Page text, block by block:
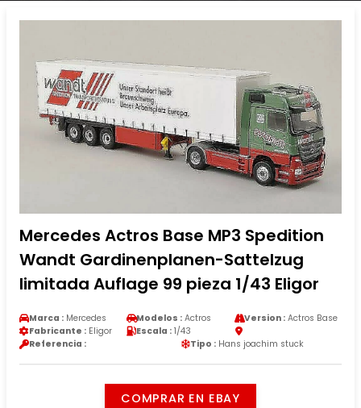
Mercedes Actros Base MP3 Spedition
Wandt Gardinenplanen-Sattelzug
limitada Auflage 99 pieza 1/43 Eligor
Marca : Mercedes Modelos : Actros Version :Actros Base
Fabricante : Eligor Escala : 1/43
Referencia :
Tipo : Hans joachim stuck
COMPRAR EN EBAY